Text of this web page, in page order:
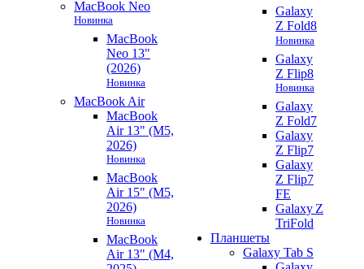
MacBook Neo
Новинка
MacBook
Neo 13"
(2026)
Новинка
MacBook Air
MacBook
Air 13" (M5,
2026)
Новинка
MacBook
Air 15" (M5,
2026)
Новинка
MacBook
Air 13" (M4,
Galaxy
Z Fold8
Новинка
Galaxy
Z Flip8
Новинка
Galaxy
Z Fold7
Galaxy
Z Flip7
Galaxy
Z Flip7
FE
Galaxy Z
TriFold
Планшеты
Galaxy Tab S